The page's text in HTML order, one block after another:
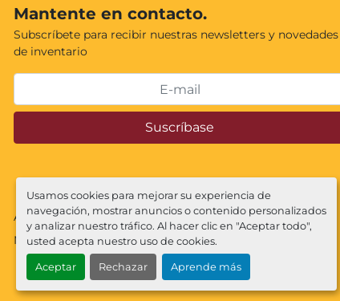
Usamos cookies para mejorar su experiencia de
navegación, mostrar anuncios o contenido personalizados
y analizar nuestro tráfico. Al hacer clic en "Aceptar todo",
usted acepta nuestro uso de cookies.
Aceptar Rechazar Aprende más
Mantente en contacto.
Subscríbete para recibir nuestras newsletters y novedades
de inventario
Suscríbase
Administrar cookies
Machinio Systemsitio web deMachinio